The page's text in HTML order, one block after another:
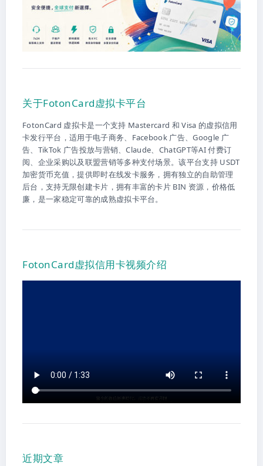
关于FotonCard虚拟卡平台
FotonCard 虚拟卡是一个支持 Mastercard 和 Visa 的虚拟信用
卡发行平台，适用于电子商务、Facebook 广告、Google 广
告、TikTok 广告投放与营销、Claude、ChatGPT等AI 付费订
阅、企业采购以及联盟营销等多种支付场景。该平台支持 USDT
加密货币充值，提供即时在线发卡服务，拥有独立的自助管理
后台，支持无限创建卡片，拥有丰富的卡片 BIN 资源，价格低
廉，是一家稳定可靠的成熟虚拟卡平台。
FotonCard虚拟信用卡视频介绍
近期文章